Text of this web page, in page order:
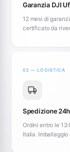
Garanzia DJI
12 mesi di
certificato da
02 — LOGISTICA
Spedizione
Ordini entro le
Italia.